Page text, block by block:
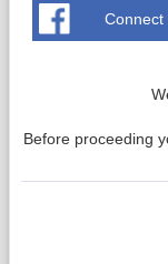
Connect
Before proceeding